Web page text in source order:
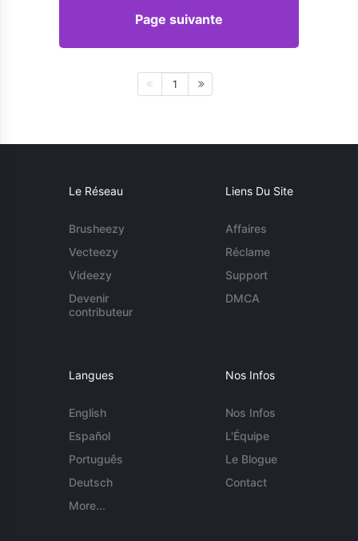
Page suivante
1
Le Réseau
Brusheezy
Vecteezy
Videezy
Devenir
contributeur
Liens Du Site
Affaires
Réclame
Support
DMCA
Langues
English
Español
Português
Deutsch
More...
Nos Infos
Nos Infos
L'Équipe
Le Blogue
Contact